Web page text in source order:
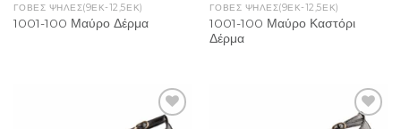
ΓΌΒΕΣ ΨΗΛΈΣ(9ΕΚ-12,5ΕΚ)
1001-100 Μαύρο Δέρμα
ΓΌΒΕΣ ΨΗΛΈΣ(9ΕΚ-12,5ΕΚ)
1001-100 Μαύρο Καστόρι
Δέρμα